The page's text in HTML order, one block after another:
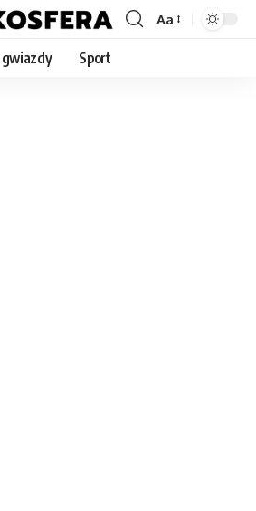
Font
Aa
Sport